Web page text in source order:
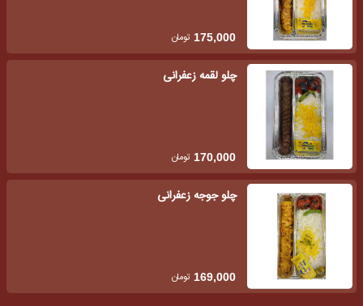
175,000 تومان
چلو لقمه زعفرانی
170,000 تومان
چلو جوجه زعفرانی
169,000 تومان